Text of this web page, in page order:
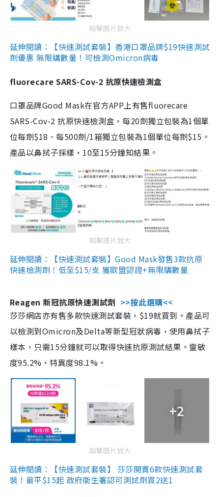
點擊圖片放大
延伸閱讀：【快速測試套裝】香港口罩品牌$19快速測試
劑優惠 無限購數量！可檢測Omicron病毒
fluorecare SARS-Cov-2 抗原快速檢測盒
口罩品牌Good Mask在官方APP上有售fluorecare
SARS-Cov-2 抗原快速檢測盒，每20劑獨立包裝為1個單
位每劑$18、每500劑/1箱獨立包裝為1個單位每劑$15。
產品以鼻拭子採樣，10至15分鐘知結果。
點擊圖片放大
延伸閱讀：【快速測試套裝】Good Mask發售3款抗原
快速檢測劑！低至$15/支 獲歐盟認證+無限購數量
Reagen 新冠抗原快速測試劑 >>按此選購<<
莎莎網店亦有售多款快速測試套裝，$19就買到。產品可
以檢測到Omicron及Delta等新型冠狀病毒，使用鼻拭子
樣本，只需15分鐘就可以取得快速抗原測試結果。靈敏
度95.2%，特異度98.1%。
+2
點擊圖片放大
延伸閱讀：【快速測試套裝】 莎莎開賣6款快速測試套
裝！最平$15起 政府衛生署認可測試劑買2送1